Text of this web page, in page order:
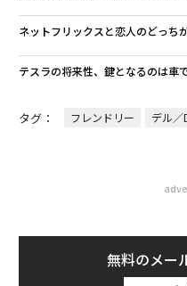
ネットフリックスと恋人のどっ
テスラの将来性、鍵となるのは車
タグ： フレンドリー デル／
無料のメー